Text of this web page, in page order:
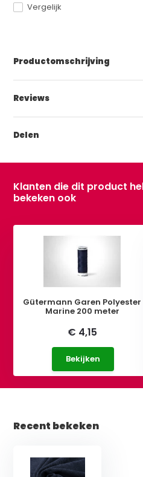
Vergelijk
Productomschrijving
Reviews
Delen
Klanten die dit product
bekeken ook
Gütermann Garen Polyester
Marine 200 meter
€ 4,15
Bekijken
Recent bekeken